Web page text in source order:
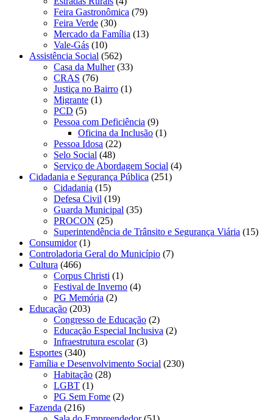
Feira Gastronômica (79)
Feira Verde (30)
Mercado da Família (13)
Vale-Gás (10)
Assistência Social (562)
Casa da Mulher(33)
CRAS (76)
Justiça no Bairro (1)
Migrante (1)
PCD (5)
Pessoa com Deficiência (9)
Oficina da Inclusão (1)
Pessoa Idosa (22)
Selo Social (48)
Serviço de Abordagem Social (4)
Cidadania e Segurança Pública (251)
Cidadania (15)
Defesa Civil (19)
Guarda Municipal (35)
PROCON (25)
Superintendência de Trânsito e Segurança Viária (15)
Consumidor(1)
Controladoria Geral do Município (7)
Cultura (466)
Corpus Christi (1)
Festival de Inverno (4)
PG Memória (2)
Educação (203)
Congresso de Educação (2)
Educação Especial Inclusiva (2)
Infraestrutura escolar(3)
Esportes (340)
Família e Desenvolvimento Social (230)
Habitação (28)
LGBT (1)
PG Sem Fome (2)
Fazenda (216)